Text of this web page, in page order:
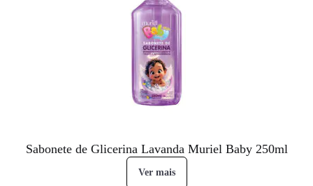
Sabonete de Glicerina Lavanda Muriel Baby 250ml
Ver mais